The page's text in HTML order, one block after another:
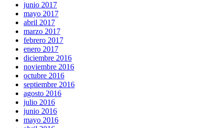
junio 2017
mayo 2017
abril 2017
marzo 2017
febrero 2017
enero 2017
diciembre 2016
noviembre 2016
octubre 2016
septiembre 2016
agosto 2016
julio 2016
junio 2016
mayo 2016